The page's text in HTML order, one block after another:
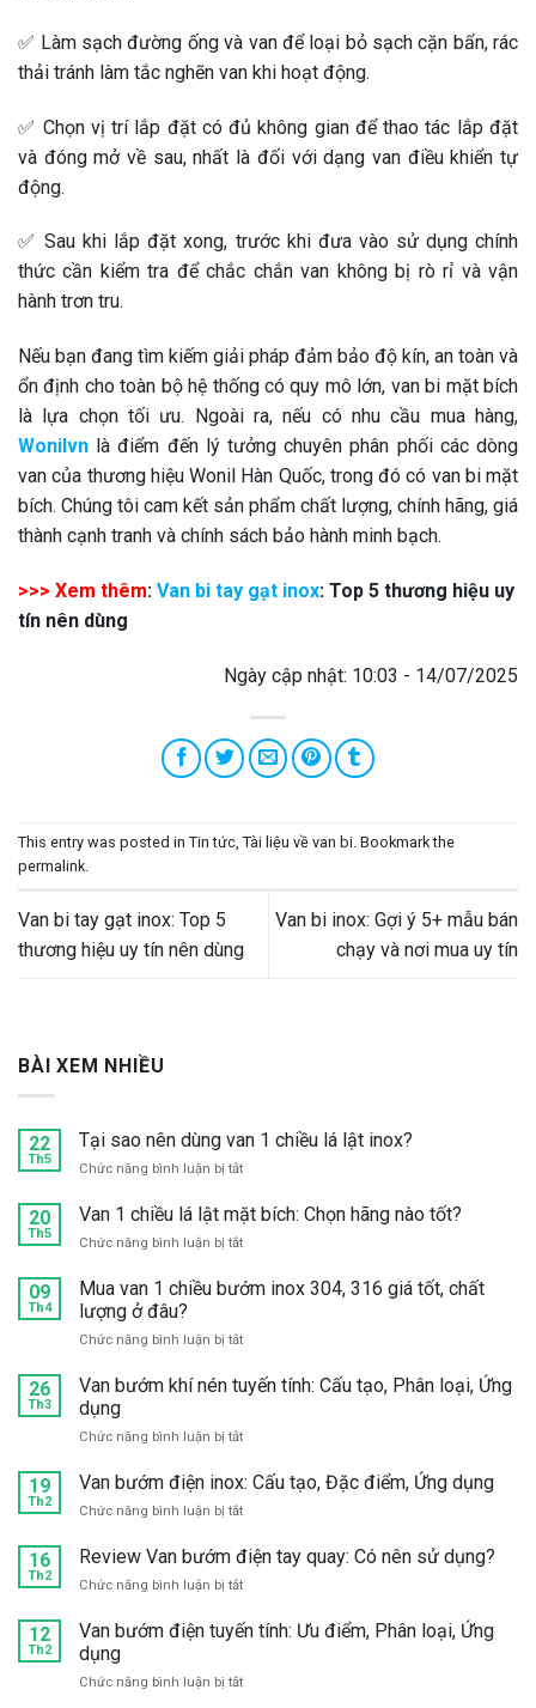
BÀI XEM NHIỀU
22
Th5
Tại sao nên dùng van 1 chiều lá lật inox?
Chức năng bình luận bị tắtở
sao
nên
dùng
1
20
Th5
Van 1 chiều lá lật mặt bích: Chọn hãng nào tốt?
Chức năng bình luận bị tắtở
1
lật
bích:
nào
09
Th4
Mua van 1 chiều bướm inox 304, 316 giá tốt, chất
lượng ở đâu?
Chức năng bình luận bị tắtở
van
1
bướm
304,
chất
lượng
đâu?
26
Th3
Van bướm khí nén tuyến tính: Cấu tạo, Phân loại, Ứng
dụng
Chức năng bình luận bị tắtở
bướm
nén
tính:
Phân
loại,
dụng
19
Th2
Van bướm điện inox: Cấu tạo, Đặc điểm, Ứng dụng
Chức năng bình luận bị tắtở
bướm
điện
inox:
tạo,
16
Th2
Review Van bướm điện tay quay: Có nên sử dụng?
Chức năng bình luận bị tắtở
Van
tay
12
Th2
Van bướm điện tuyến tính: Ưu điểm, Phân loại, Ứng
dụng
Chức năng bình luận bị tắtở
✅ Làm sạch đường ống và van để loại bỏ sạch cặn bẩn, rác
thải tránh làm tắc nghẽn van khi hoạt động.
✅ Chọn vị trí lắp đặt có đủ không gian để thao tác lắp đặt
và đóng mở về sau, nhất là đối với dạng van điều khiển tự
động.
✅ Sau khi lắp đặt xong, trước khi đưa vào sử dụng chính
thức cần kiểm tra để chắc chắn van không bị rò rỉ và vận
hành trơn tru.
Nếu bạn đang tìm kiếm giải pháp đảm bảo độ kín, an toàn và
ổn định cho toàn bộ hệ thống có quy mô lớn, van bi mặt bích
là lựa chọn tối ưu. Ngoài ra, nếu có nhu cầu mua hàng,
Wonilvn là điểm đến lý tưởng chuyên phân phối các dòng
van của thương hiệu Wonil Hàn Quốc, trong đó có van bi mặt
bích. Chúng tôi cam kết sản phẩm chất lượng, chính hãng, giá
thành cạnh tranh và chính sách bảo hành minh bạch.
>>> Xem thêm: Van bi tay gạt inox: Top 5 thương hiệu uy
tín nên dùng
Ngày cập nhật: 10:03 - 14/07/2025
This entry was posted in Tin tức, Tài liệu về van bi. Bookmark the
permalink.
Van bi tay gạt inox: Top 5
thương hiệu uy tín nên dùng
Van bi inox: Gợi ý 5+ mẫu bán
chạy và nơi mua uy tín